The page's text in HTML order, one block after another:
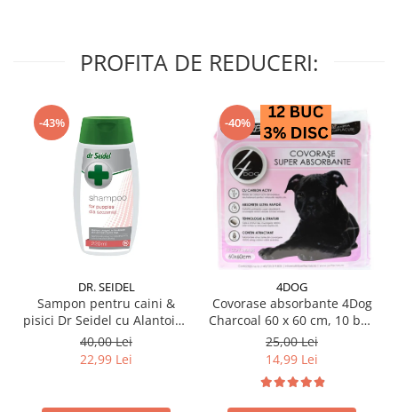
PROFITA DE REDUCERI:
-43%
DR. SEIDEL
Sampon pentru caini &
pisici Dr Seidel cu Alantoina
220 ml
40,00 Lei
22,99 Lei
-40%
4DOG
Covorase absorbante 4Dog
Charcoal 60 x 60 cm, 10 buc
/ pachet
25,00 Lei
14,99 Lei